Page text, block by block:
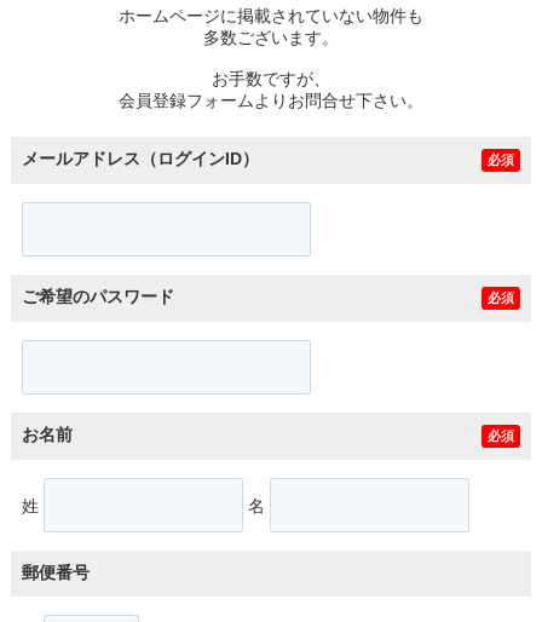
ホームページに掲載されていない物件も
多数ございます。
お手数ですが、
会員登録フォームよりお問合せ下さい。
メールアドレス（ログインID） 必須
ご希望のパスワード 必須
お名前 必須
姓 名
郵便番号